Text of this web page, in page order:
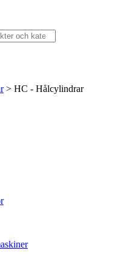
> HC - Hålcylindrar